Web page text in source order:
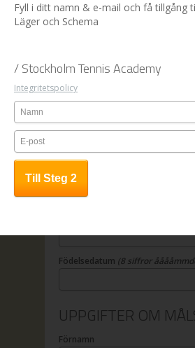
Boka
OBS! Anmälan är bindande.
UPPGIFTER OM
Förnamn
Födelsedatum (8 siffror
UPPGIFTER OM
Förnamn
Fyll i ditt namn & e-mail och få tillgång
Läger och Schema
/ Stockholm Tennis Academy
Integritetspolicy